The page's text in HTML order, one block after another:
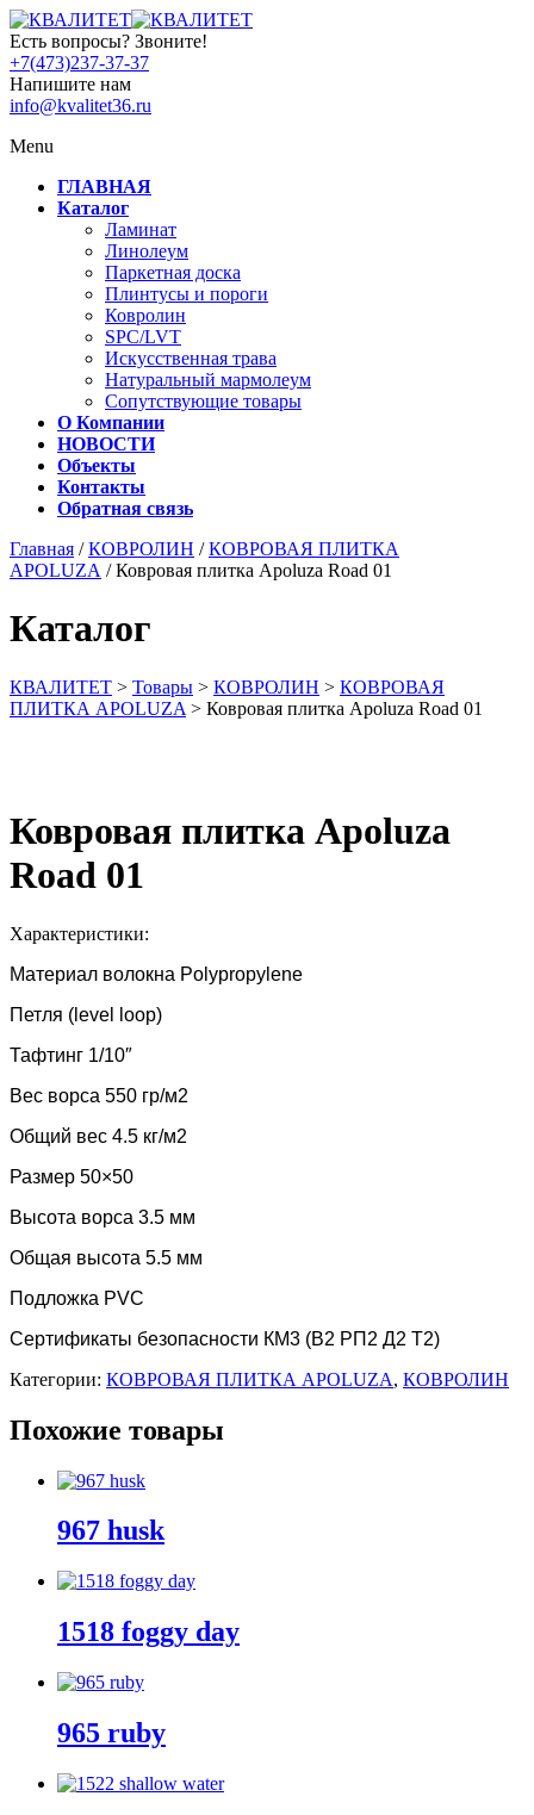
Есть вопросы? Звоните!
+7(473)237-37-37
Напишите нам
info@kvalitet36.ru
Menu
ГЛАВНАЯ
Каталог
Ламинат
Линолеум
Паркетная доска
Плинтусы и пороги
Ковролин
SPC/LVT
Искусственная трава
Натуральный мармолеум
Сопутствующие товары
О Компании
НОВОСТИ
Объекты
Контакты
Обратная связь
Главная /КОВРОЛИН /КОВРОВАЯ ПЛИТКА
APOLUZA / Ковровая плитка Apoluza Road 01
Каталог
КВАЛИТЕТ > Товары > КОВРОЛИН > КОВРОВАЯ
ПЛИТКА APOLUZA > Ковровая плитка Apoluza Road 01
Ковровая плитка Apoluza
Road 01
Характеристики:
Материал волокна Polypropylene
Петля (level loop)
Тафтинг 1/10″
Вес ворса 550 гр/м2
Общий вес 4.5 кг/м2
Размер 50×50
Высота ворса 3.5 мм
Общая высота 5.5 мм
Подложка PVC
Сертификаты безопасности КМ3 (В2 РП2 Д2 Т2)
Категории: КОВРОВАЯ ПЛИТКА APOLUZA, КОВРОЛИН
Похожие товары
967 husk
1518 foggy day
965 ruby